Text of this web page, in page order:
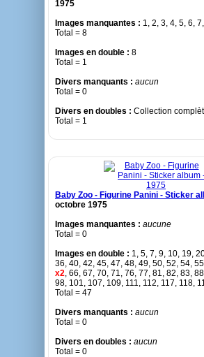
1975
Images manquantes : 1, 2, 3, 4, 5, 6,
Total = 8
Images en double : 8
Total = 1
Divers manquants : aucun
Total = 0
Divers en doubles : Collection
Total = 1
Baby Zoo - Figurine Panini - Sticker
octobre 1975
Images manquantes : aucune
Total = 0
Images en double : 1, 5, 7, 9, 10, 19,
36, 40, 42, 45, 47, 48, 49, 50, 52, 54,
x2, 66, 67, 70, 71, 76, 77, 81, 82, 83,
98, 101, 107, 109, 111, 112, 117, 118,
Total = 47
Divers manquants : aucun
Total = 0
Divers en doubles : aucun
Total = 0